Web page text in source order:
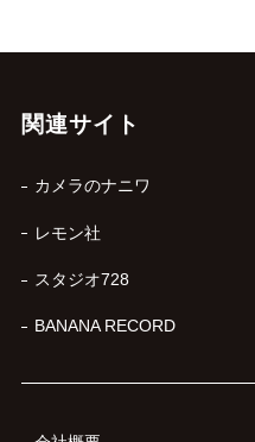
関連サイト
カメラのナニワ
レモン社
スタジオ728
BANANA RECORD